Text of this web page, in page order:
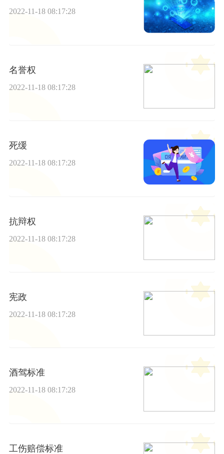
2022-11-18 08:17:28
名誉权
2022-11-18 08:17:28
死缓
2022-11-18 08:17:28
抗辩权
2022-11-18 08:17:28
宪政
2022-11-18 08:17:28
酒驾标准
2022-11-18 08:17:28
工伤赔偿标准